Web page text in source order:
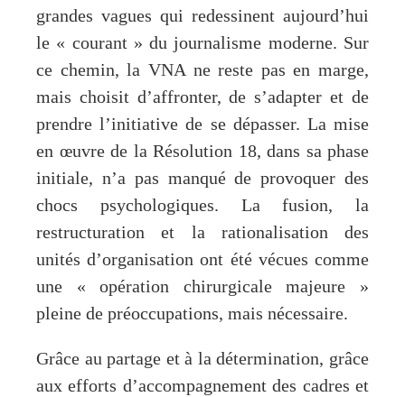
grandes vagues qui redessinent aujourd’hui
le « courant » du journalisme moderne. Sur
ce chemin, la VNA ne reste pas en marge,
mais choisit d’affronter, de s’adapter et de
prendre l’initiative de se dépasser. La mise
en œuvre de la Résolution 18, dans sa phase
initiale, n’a pas manqué de provoquer des
chocs psychologiques. La fusion, la
restructuration et la rationalisation des
unités d’organisation ont été vécues comme
une « opération chirurgicale majeure »
pleine de préoccupations, mais nécessaire.
Grâce au partage et à la détermination, grâce
aux efforts d’accompagnement des cadres et